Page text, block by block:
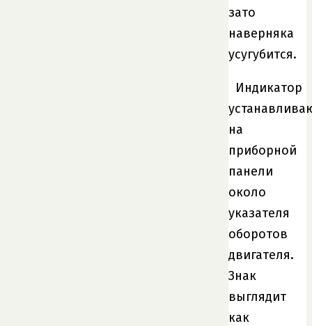
зато
наверняка
усугубится.
Индикатор
на
приборной
панели
около
указателя
оборотов
двигателя.
Знак
выглядит
как